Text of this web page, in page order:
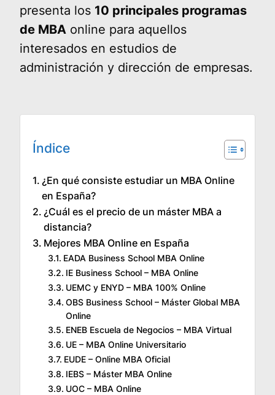
presenta los 10 principales programas
de MBA online para aquellos
interesados en estudios de
administración y dirección de empresas.
Índice
¿En qué consiste estudiar un MBA Online
en España?
¿Cuál es el precio de un máster MBA a
distancia?
Mejores MBA Online en España
EADA Business School MBA Online
IE Business School – MBA Online
UEMC y ENYD – MBA 100% Online
OBS Business School – Máster Global MBA
Online
ENEB Escuela de Negocios – MBA Virtual
UE – MBA Online Universitario
EUDE – Online MBA Oficial
IEBS – Máster MBA Online
UOC – MBA Online